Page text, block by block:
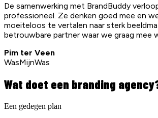
De samenwerking met BrandBuddy
professioneel. Ze denken goed mee en
moeiteloos te vertalen naar sterk
betrouwbare partner waar we graag mee
Pim ter Veen
WasMijnWas
Wat doet een branding
Een gedegen plan